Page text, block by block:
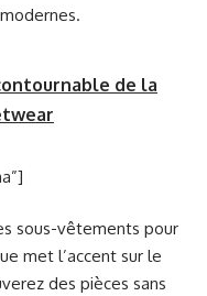
de la
sous-vêtements pour
met l’accent sur le
des pièces sans